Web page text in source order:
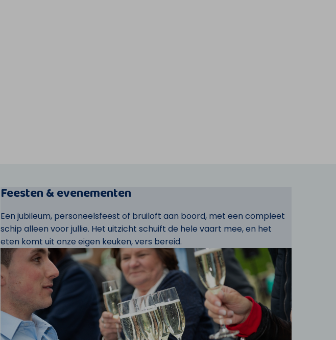
Feesten & evenementen
Een jubileum, personeelsfeest of bruiloft aan boord, met een compleet
schip alleen voor jullie. Het uitzicht schuift de hele vaart mee, en het
eten komt uit onze eigen keuken, vers bereid.